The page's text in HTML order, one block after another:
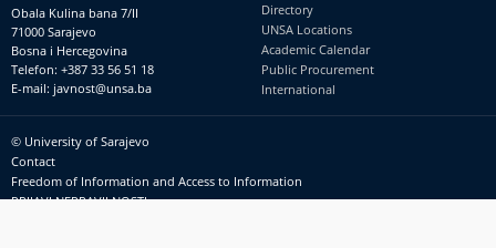
Obala Kulina bana 7/II
71000 Sarajevo
Bosna i Hercegovina
Telefon: +387 33 56 51 18
E-mail: javnost@unsa.ba
Directory
UNSA Locations
Academic Calendar
Public Procurement
International
Footer
meni
© University of Sarajevo
Contact
Freedom of Information and Access to Information
PRIJAVI NEPRAVILNOSTI